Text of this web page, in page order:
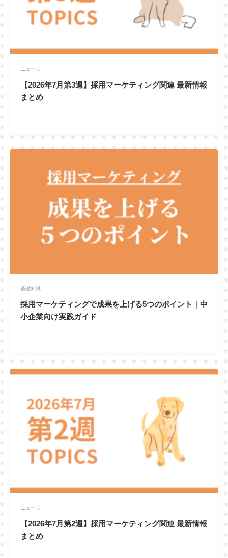
ニュース
【2026年7月第3週】採用マーケティング関連 最新情報
まとめ
基礎知識
採用マーケティングで成果を上げる5つのポイント｜中
小企業向け実践ガイド
ニュース
【2026年7月第2週】採用マーケティング関連 最新情報
まとめ